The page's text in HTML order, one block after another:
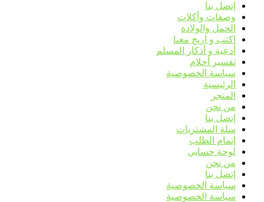
إتصل بنا
وصفات وأكلات
الحمل والولادة
اكتب و اربح معنا
أدعية و أذكار المسلم
تفسير أحلام
سياسة الخصوصية
الرئيسية
المتجر
من نحن
إتصل بنا
سلة المشتريات
إتمام الطلب
لوحة حسابي
من نحن
إتصل بنا
سياسة الخصوصية
سياسة الخصوصية